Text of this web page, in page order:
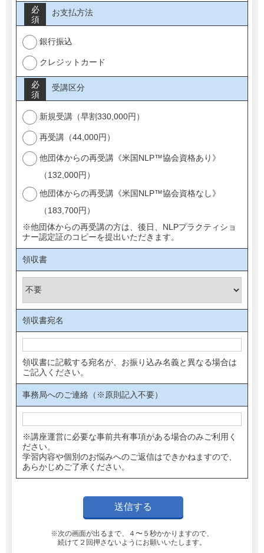
お支払方法
必
須
銀行振込
クレジットカード
受講区分
必
須
新規受講（早割330,000円）
再受講（44,000円）
他団体からの再受講《米国NLP™協会資格あり》
（132,000円）
他団体からの再受講《米国NLP™協会資格なし》
（183,700円）
※他団体からの再受講の方は、後日、NLPプラクティショ
ナー認定証のコピーを提出いただきます。
領収書
領収書宛名
領収書に記載する宛名が、お振り込み名義と異なる場合は
ご記入ください。
事務局へのご連絡（※原則記入不要）
※講座運営に必要な事前共有事項がある場合のみご利用く
ださい。
学習内容や個別のお悩みへのご返信はできかねますので、
あらかじめご了承ください。
※次の画面が出るまで、４〜５秒かかりますので、
続けて２回押さないようにお願いいたします。